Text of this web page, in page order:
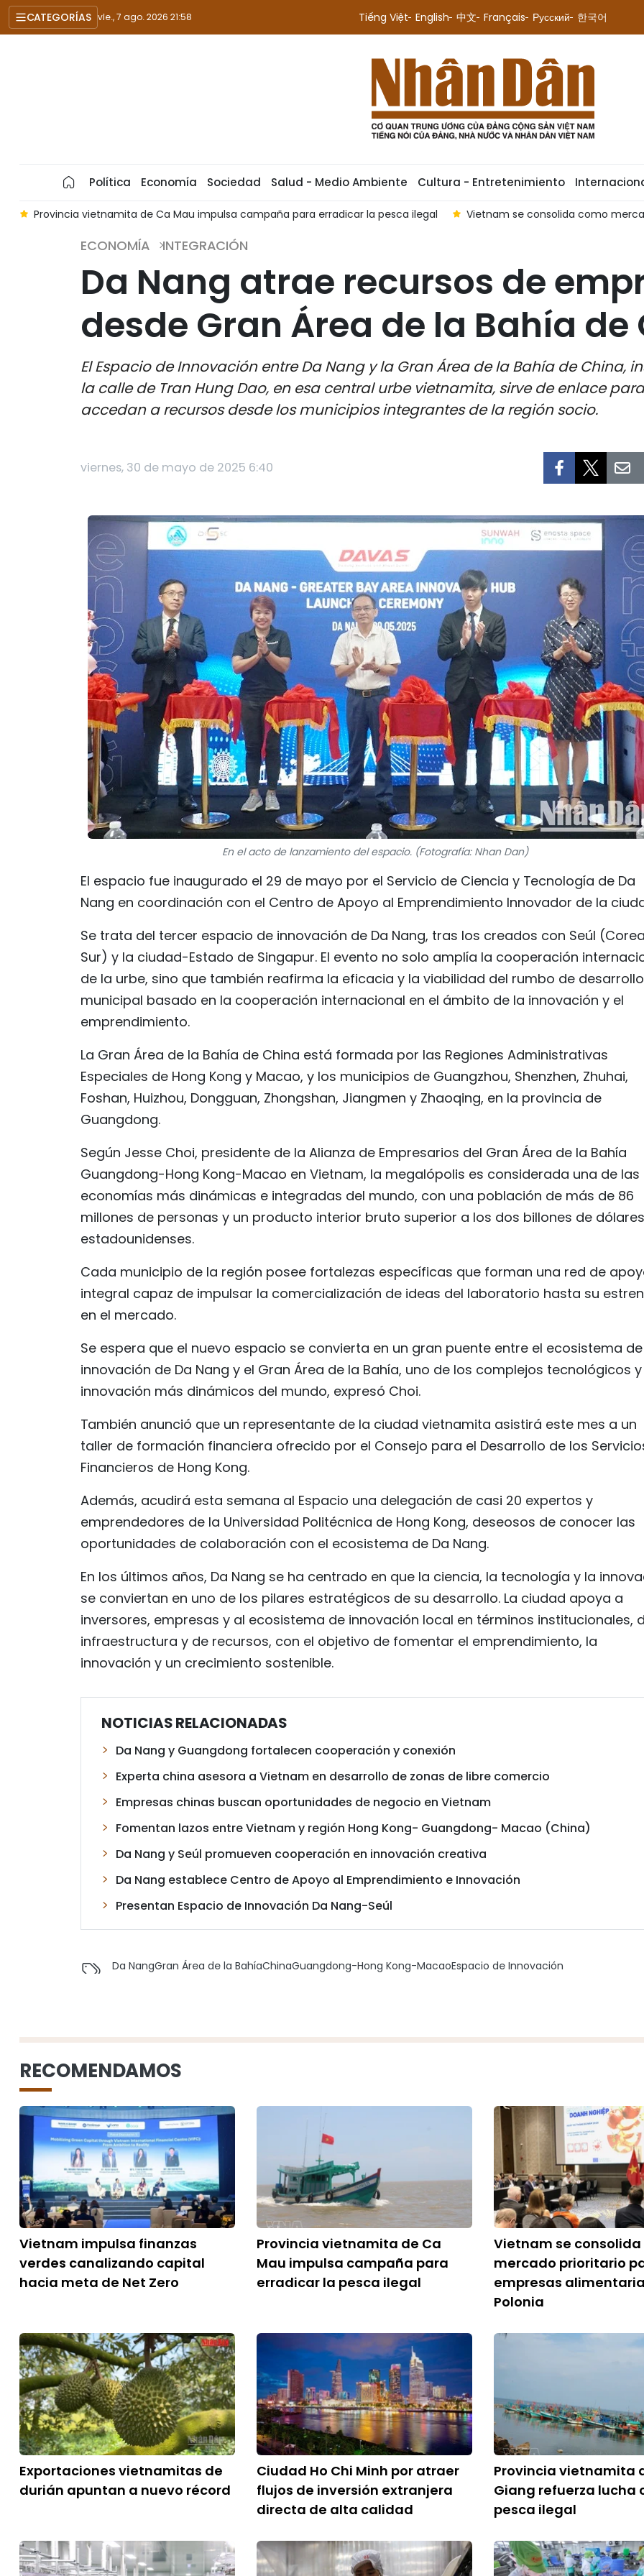
CATEGORÍAS vie., 7 ago. 2026 21:58 Tiếng Việt English 中文 Français Русский 한국어
Política Economía Sociedad Salud - Medio Ambiente Cultura - Entretenimiento
Provincia vietnamita de Ca Mau impulsa campaña para erradicar la pesca ilegal Vietnam se consolida como
ECONOMÍA INTEGRACIÓN
Da Nang atrae recursos de
desde Gran Área de la Bahía de
El Espacio de Innovación entre Da Nang y la Gran Área de la Bahía de China,
la calle de Tran Hung Dao, en esa central urbe vietnamita, sirve de enlace
accedan a recursos desde los municipios integrantes de la región socio.
viernes, 30 de mayo de 2025 6:40
En el acto de lanzamiento del espacio. (Fotografía: Nhan Dan)
El espacio fue inaugurado el 29 de mayo por el Servicio de Ciencia y Tecnología de Da
Nang en coordinación con el Centro de Apoyo al Emprendimiento Innovador de la
Se trata del tercer espacio de innovación de Da Nang, tras los creados con Seúl
Sur) y la ciudad-Estado de Singapur. El evento no solo amplía la cooperación
de la urbe, sino que también reafirma la eficacia y la viabilidad del rumbo de desarrollo
municipal basado en la cooperación internacional en el ámbito de la innovación y el
emprendimiento.
La Gran Área de la Bahía de China está formada por las Regiones Administrativas
Especiales de Hong Kong y Macao, y los municipios de Guangzhou, Shenzhen, Zhuhai,
Foshan, Huizhou, Dongguan, Zhongshan, Jiangmen y Zhaoqing, en la provincia de
Guangdong.
Según Jesse Choi, presidente de la Alianza de Empresarios del Gran Área de la Bahía
Guangdong-Hong Kong-Macao en Vietnam, la megalópolis es considerada una de las
economías más dinámicas e integradas del mundo, con una población de más de 86
millones de personas y un producto interior bruto superior a los dos billones de dólares
estadounidenses.
Cada municipio de la región posee fortalezas específicas que forman una red de
integral capaz de impulsar la comercialización de ideas del laboratorio hasta su
en el mercado.
Se espera que el nuevo espacio se convierta en un gran puente entre el ecosistema de
innovación de Da Nang y el Gran Área de la Bahía, uno de los complejos tecnológicos
innovación más dinámicos del mundo, expresó Choi.
También anunció que un representante de la ciudad vietnamita asistirá este mes a un
taller de formación financiera ofrecido por el Consejo para el Desarrollo de los
Financieros de Hong Kong.
Además, acudirá esta semana al Espacio una delegación de casi 20 expertos y
emprendedores de la Universidad Politécnica de Hong Kong, deseosos de conocer las
oportunidades de colaboración con el ecosistema de Da Nang.
En los últimos años, Da Nang se ha centrado en que la ciencia, la tecnología y la
se conviertan en uno de los pilares estratégicos de su desarrollo. La ciudad apoya a
inversores, empresas y al ecosistema de innovación local en términos institucionales,
infraestructura y de recursos, con el objetivo de fomentar el emprendimiento, la
innovación y un crecimiento sostenible.
NOTICIAS RELACIONADAS
Da Nang y Guangdong fortalecen cooperación y conexión
Experta china asesora a Vietnam en desarrollo de zonas de libre comercio
Empresas chinas buscan oportunidades de negocio en Vietnam
Fomentan lazos entre Vietnam y región Hong Kong- Guangdong- Macao (China)
Da Nang y Seúl promueven cooperación en innovación creativa
Da Nang establece Centro de Apoyo al Emprendimiento e Innovación
Presentan Espacio de Innovación Da Nang-Seúl
Da NangGran Área de la BahíaChinaGuangdong-Hong Kong-MacaoEspacio de Innovación
RECOMENDAMOS
Vietnam impulsa finanzas
verdes canalizando capital
hacia meta de Net Zero
Provincia vietnamita de Ca
Mau impulsa campaña para
erradicar la pesca ilegal
Vietnam se
mercado prioritario
empresas
Polonia
Exportaciones vietnamitas de
durián apuntan a nuevo récord
Ciudad Ho Chi Minh por atraer
flujos de inversión extranjera
directa de alta calidad
Provincia vietnamita
Giang refuerza lucha
pesca ilegal